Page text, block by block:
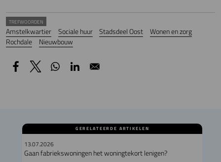
TREFWOORDEN
Amstelkwartier Sociale huur Stadsdeel Oost
Wonen en zorg
Rochdale
Nieuwbouw
GERELATEERDE ARTIKELEN
13.07.2026
Gaan fabriekswoningen het woningtekort lenigen?